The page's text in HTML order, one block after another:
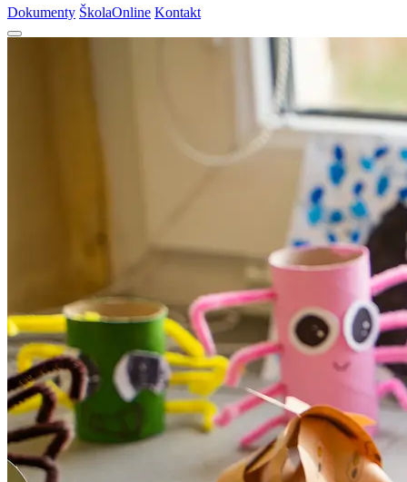
Dokumenty ŠkolaOnline Kontakt